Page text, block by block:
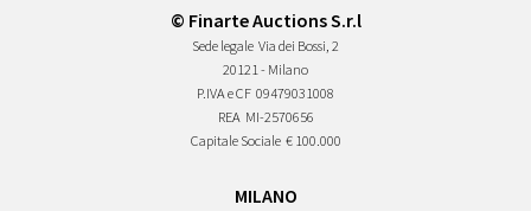
© Finarte Auctions S.r.l
Sede legale Via dei Bossi, 2
20121 - Milano
P.IVA e CF 09479031008
REA MI-2570656
Capitale Sociale € 100.000
MILANO